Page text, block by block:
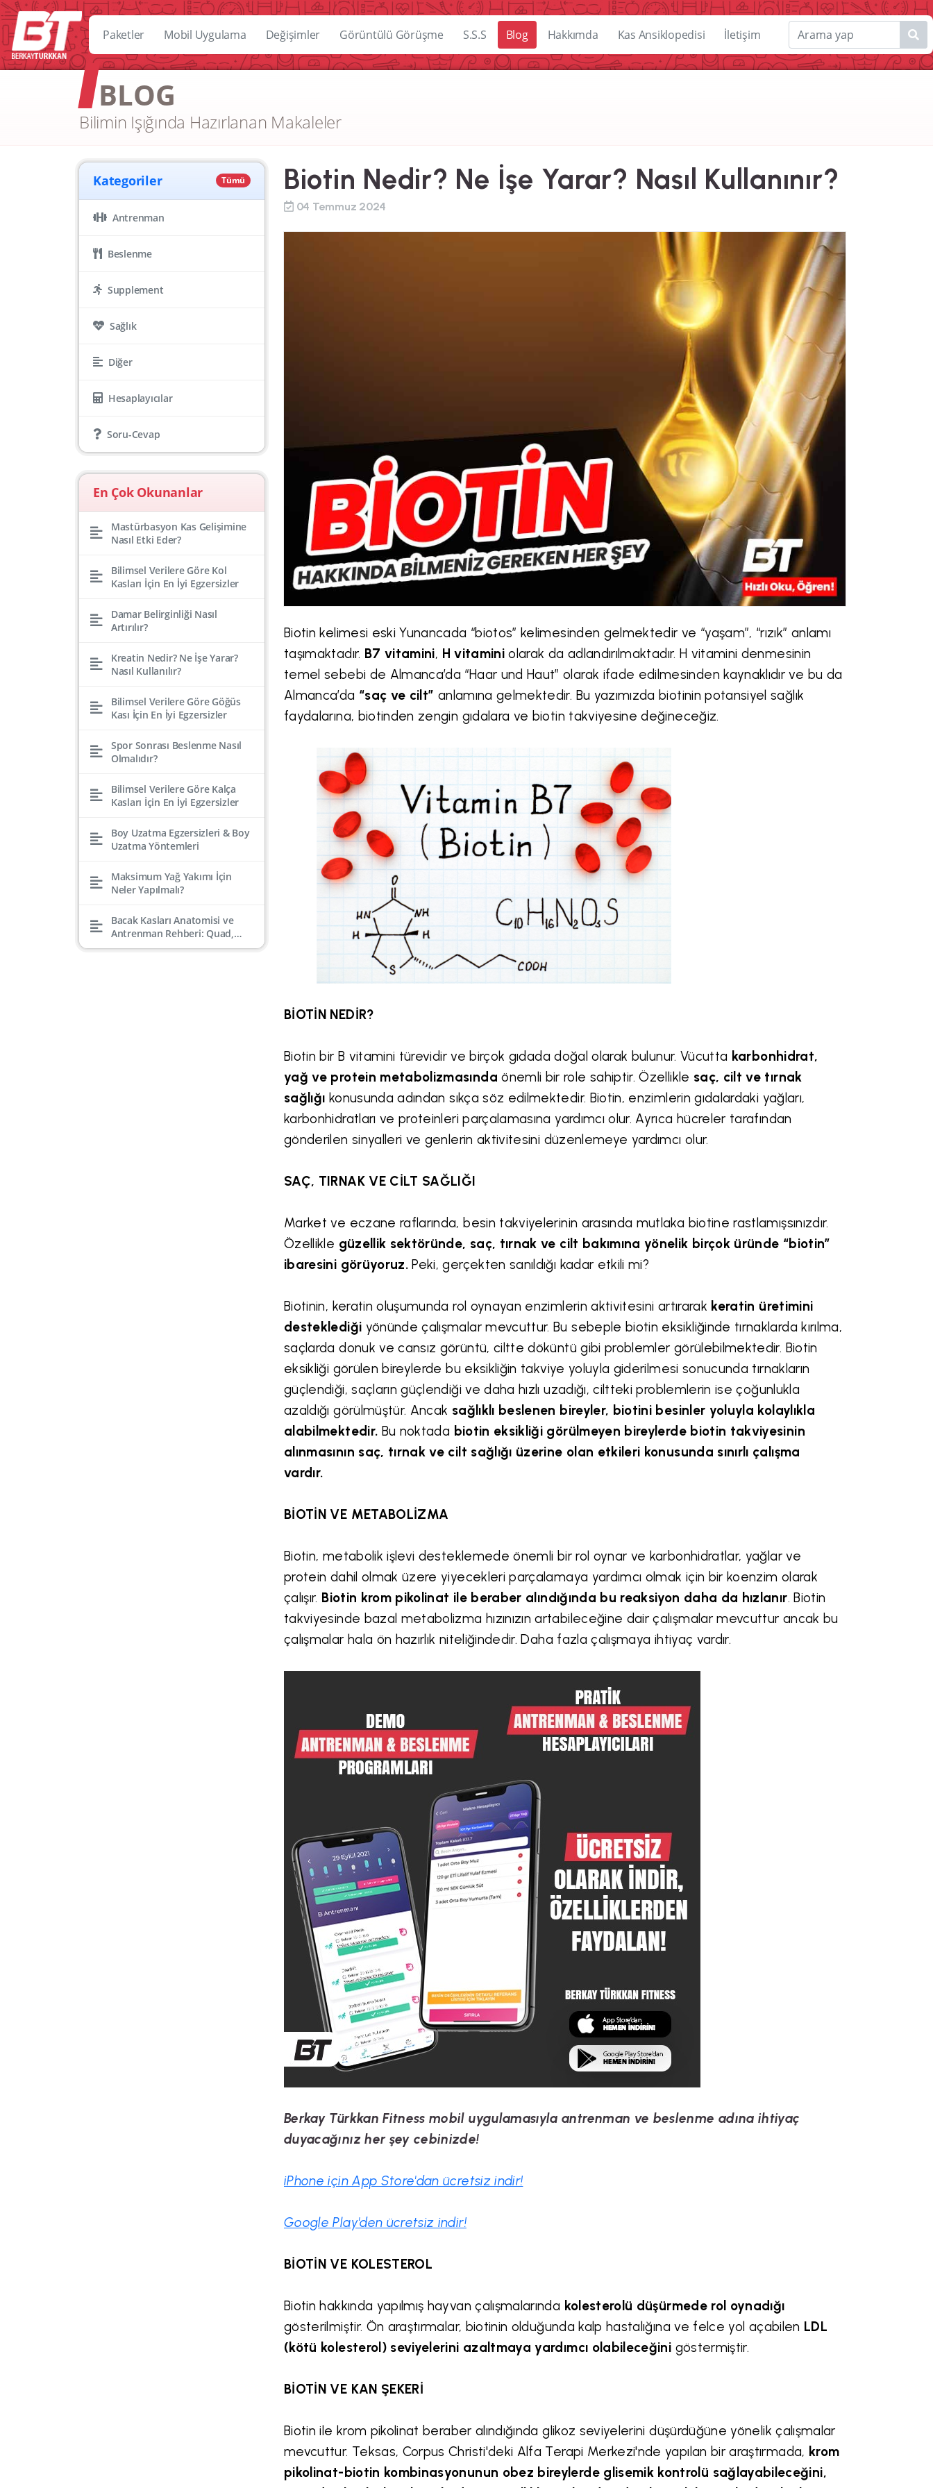
Paketler Mobil Uygulama Değişimler Görüntülü Görüşme S.S.S Blog Hakkımda Kas Ansiklopedisi İletişim
BLOG
Bilimin Işığında Hazırlanan Makaleler
Kategoriler Tümü
Antrenman
Beslenme
Supplement
Sağlık
Diğer
Hesaplayıcılar
Soru-Cevap
En Çok Okunanlar
Mastürbasyon Kas Gelişimine
Nasıl Etki Eder?
Bilimsel Verilere Göre Kol
Kasları İçin En İyi Egzersizler
Damar Belirginliği Nasıl
Artırılır?
Kreatin Nedir? Ne İşe Yarar?
Nasıl Kullanılır?
Bilimsel Verilere Göre Göğüs
Kası İçin En İyi Egzersizler
Spor Sonrası Beslenme Nasıl
Olmalıdır?
Bilimsel Verilere Göre Kalça
Kasları İçin En İyi Egzersizler
Boy Uzatma Egzersizleri & Boy
Uzatma Yöntemleri
Maksimum Yağ Yakımı İçin
Neler Yapılmalı?
Bacak Kasları Anatomisi ve
Antrenman Rehberi: Quad,
Hamstring, Kalf, Gluteal
Biotin Nedir? Ne İşe Yarar? Nasıl Kullanınır?
04 Temmuz 2024
Biotin kelimesi eski Yunancada “biotos” kelimesinden gelmektedir ve “yaşam”, “rızık” anlamı
taşımaktadır. B7 vitamini, H vitamini olarak da adlandırılmaktadır. H vitamini denmesinin
temel sebebi de Almanca’da “Haar und Haut” olarak ifade edilmesinden kaynaklıdır ve bu da
Almanca’da “saç ve cilt” anlamına gelmektedir. Bu yazımızda biotinin potansiyel sağlık
faydalarına, biotinden zengin gıdalara ve biotin takviyesine değineceğiz.
BİOTİN NEDİR?
Biotin bir B vitamini türevidir ve birçok gıdada doğal olarak bulunur. Vücutta karbonhidrat,
yağ ve protein metabolizmasında önemli bir role sahiptir. Özellikle saç, cilt ve tırnak
sağlığı konusunda adından sıkça söz edilmektedir. Biotin, enzimlerin gıdalardaki yağları,
karbonhidratları ve proteinleri parçalamasına yardımcı olur. Ayrıca hücreler tarafından
gönderilen sinyalleri ve genlerin aktivitesini düzenlemeye yardımcı olur.
SAÇ, TIRNAK VE CİLT SAĞLIĞI
Market ve eczane raflarında, besin takviyelerinin arasında mutlaka biotine rastlamışsınızdır.
Özellikle güzellik sektöründe, saç, tırnak ve cilt bakımına yönelik birçok üründe “biotin”
ibaresini görüyoruz. Peki, gerçekten sanıldığı kadar etkili mi?
Biotinin, keratin oluşumunda rol oynayan enzimlerin aktivitesini artırarak keratin üretimini
desteklediği yönünde çalışmalar mevcuttur. Bu sebeple biotin eksikliğinde tırnaklarda kırılma,
saçlarda donuk ve cansız görüntü, ciltte döküntü gibi problemler görülebilmektedir. Biotin
eksikliği görülen bireylerde bu eksikliğin takviye yoluyla giderilmesi sonucunda tırnakların
güçlendiği, saçların güçlendiği ve daha hızlı uzadığı, ciltteki problemlerin ise çoğunlukla
azaldığı görülmüştür. Ancak sağlıklı beslenen bireyler, biotini besinler yoluyla kolaylıkla
alabilmektedir. Bu noktada biotin eksikliği görülmeyen bireylerde biotin takviyesinin
alınmasının saç, tırnak ve cilt sağlığı üzerine olan etkileri konusunda sınırlı çalışma
vardır.
BİOTİN VE METABOLİZMA
Biotin, metabolik işlevi desteklemede önemli bir rol oynar ve karbonhidratlar, yağlar ve
protein dahil olmak üzere yiyecekleri parçalamaya yardımcı olmak için bir koenzim olarak
çalışır. Biotin krom pikolinat ile beraber alındığında bu reaksiyon daha da hızlanır. Biotin
takviyesinde bazal metabolizma hızınızın artabileceğine dair çalışmalar mevcuttur ancak bu
çalışmalar hala ön hazırlık niteliğindedir. Daha fazla çalışmaya ihtiyaç vardır.
Berkay Türkkan Fitness mobil uygulamasıyla antrenman ve beslenme adına ihtiyaç
duyacağınız her şey cebinizde!
iPhone için App Store'dan ücretsiz indir!
Google Play'den ücretsiz indir!
BİOTİN VE KOLESTEROL
Biotin hakkında yapılmış hayvan çalışmalarında kolesterolü düşürmede rol oynadığı
gösterilmiştir. Ön araştırmalar, biotinin olduğunda kalp hastalığına ve felce yol açabilen LDL
(kötü kolesterol) seviyelerini azaltmaya yardımcı olabileceğini göstermiştir.
BİOTİN VE KAN ŞEKERİ
Biotin ile krom pikolinat beraber alındığında glikoz seviyelerini düşürdüğüne yönelik çalışmalar
mevcuttur. Teksas, Corpus Christi'deki Alfa Terapi Merkezi'nde yapılan bir araştırmada, krom
pikolinat-biotin kombinasyonunun obez bireylerde glisemik kontrolü sağlayabileceğini,